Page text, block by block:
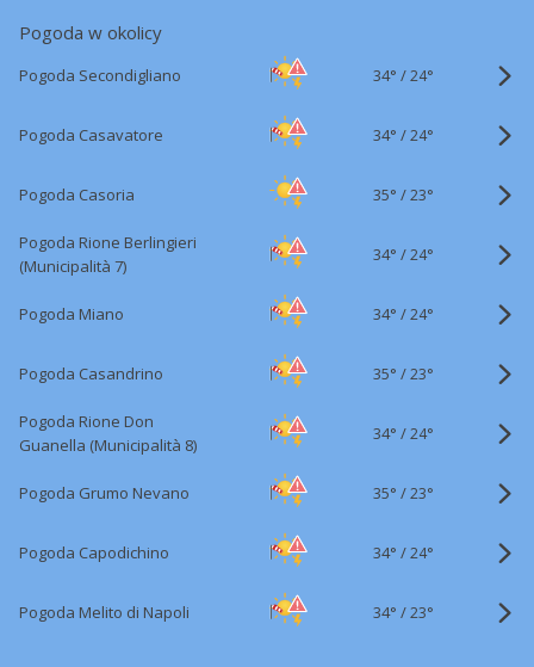
Pogoda w okolicy
Pogoda Secondigliano 34° /24°
Pogoda Casavatore 34° /24°
Pogoda Casoria 35° /23°
Pogoda Rione Berlingieri
(Municipalità 7)
34° /24°
Pogoda Miano 34° /24°
Pogoda Casandrino 35° /23°
Pogoda Rione Don
Guanella (Municipalità 8)
34° /24°
Pogoda Grumo Nevano 35° /23°
Pogoda Capodichino 34° /24°
Pogoda Melito di Napoli 34° /23°